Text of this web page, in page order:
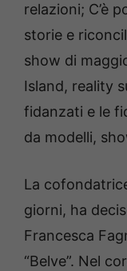
relazioni; C’è
storie e
show di
Island, reality
fidanzati e le
da modelli,
La
giorni, ha
Francesca
“Belve”. Nel